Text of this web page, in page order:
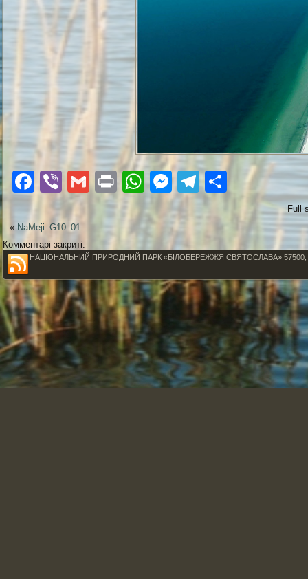
Facebook
Viber
Gmail
PrintWhatsApp
Messenger
Telegram
Full
« NaMeji_G10_01
Комментарі закриті.
НАЦІОНАЛЬНИЙ ПРИРОДНИЙ ПАРК «БІЛОБЕРЕЖЖЯ СВЯТОСЛАВА» 57500,